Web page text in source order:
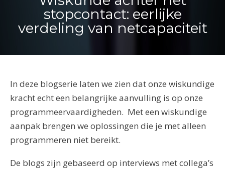
stopcontact: eerlijke
verdeling van netcapaciteit
In deze blogserie laten we zien dat onze wiskundige
kracht echt een belangrijke aanvulling is op onze
programmeervaardigheden. Met een wiskundige
aanpak brengen we oplossingen die je met alleen
programmeren niet bereikt.
De blogs zijn gebaseerd op interviews met collega’s